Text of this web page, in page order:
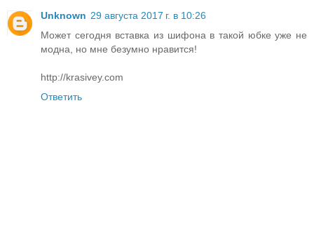
Unknown 29 августа 2017 г. в 10:26
Может сегодня вставка из шифона в такой юбке уже не
модна, но мне безумно нравится!
http://krasivey.com
Ответить